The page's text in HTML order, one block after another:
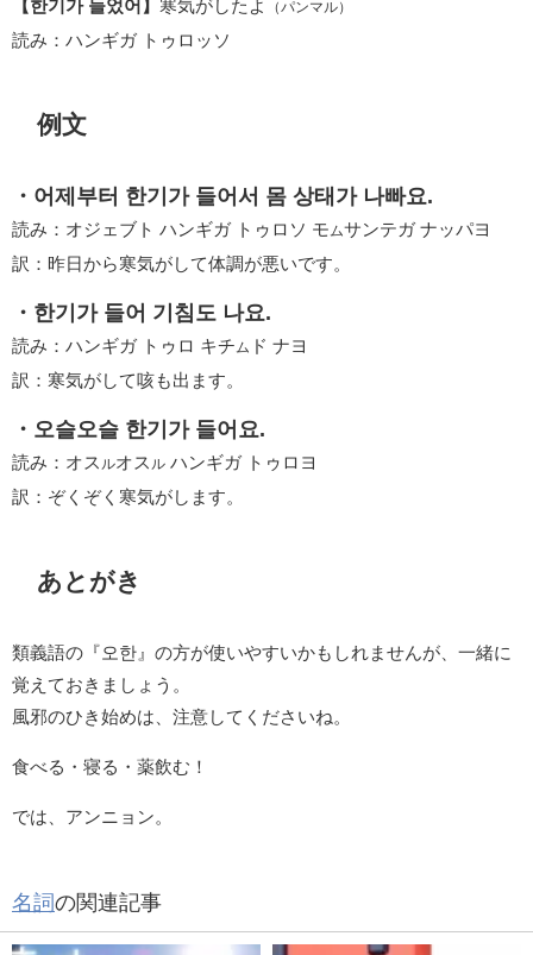
【한기가 들었어】 寒気がしたよ （パンマル）
読み：ハンギガ トゥロッソ
例文
・어제부터 한기가 들어서 몸 상태가 나빠요.
読み：オジェブト ハンギガ トゥロソ モ ムサンテガ ナッパヨ
訳：昨日から寒気がして体調が悪いです。
・한기가 들어 기침도 나요.
読み：ハンギガ トゥロ キチ ム ド ナヨ
訳：寒気がして咳も出ます。
・오슬오슬 한기가 들어요.
読み：オス ルオス ル ハンギガ トゥロヨ
訳：ぞくぞく寒気がします。
あとがき
類義語の『오한』の方が使いやすいかもしれませんが、一緒に
覚えておきましょう。
風邪のひき始めは、注意してくださいね。
食べる・寝る・薬飲む！
では、アンニョン。
名詞の関連記事